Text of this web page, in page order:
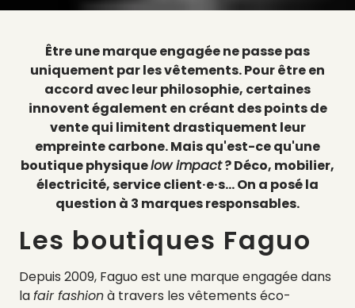
Être une marque engagée ne passe pas
uniquement par les vêtements. Pour être en
accord avec leur philosophie, certaines
innovent également en créant des points de
vente qui limitent drastiquement leur
empreinte carbone. Mais qu'est-ce qu'une
boutique physiquelow impact? Déco, mobilier,
électricité, service client·e·s... On a posé la
question à 3 marques responsables.
Les boutiques Faguo
Depuis 2009, Faguo est une marque engagée dans
lafair fashionà travers les vêtements éco-